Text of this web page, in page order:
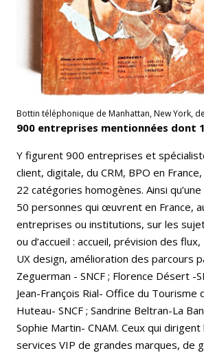
Bottin téléphonique de Manhattan, New York,
900 entreprises mentionnées dont
Y figurent 900 entreprises et
client, digitale, du CRM, BPO en
22 catégories homogènes. Ainsi
50 personnes qui œuvrent en France,
entreprises ou institutions, sur les
ou d’accueil : accueil, prévision des flux,
UX design, amélioration des parcours
Zeguerman - SNCF ; Florence Désert -
Jean-François Rial- Office du Tourisme
Huteau- SNCF ; Sandrine Beltran-La
Sophie Martin- CNAM. Ceux qui
services VIP de grandes marques, de